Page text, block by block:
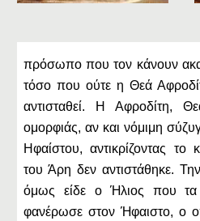
πρόσωπο που τον κάνουν
τόσο που ούτε η Θεά
αντισταθεί. Η Αφροδίτη,
ομορφιάς, αν και νόμιμη
Ηφαίστου, αντικρίζοντας το
του Άρη δεν αντιστάθηκε.
όμως είδε ο Ήλιος που τα
φανέρωσε στον Ήφαιστο, ο